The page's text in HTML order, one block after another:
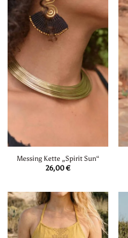
Messing Kette „Spirit Sun“
26,00€